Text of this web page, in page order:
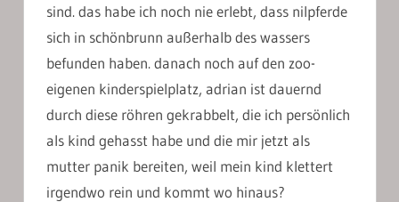
sind. das habe ich noch nie erlebt, dass nilpferde
sich in schönbrunn außerhalb des wassers
befunden haben. danach noch auf den zoo-
eigenen kinderspielplatz, adrian ist dauernd
durch diese röhren gekrabbelt, die ich persönlich
als kind gehasst habe und die mir jetzt als
mutter panik bereiten, weil mein kind klettert
irgendwo rein und kommt wo hinaus?